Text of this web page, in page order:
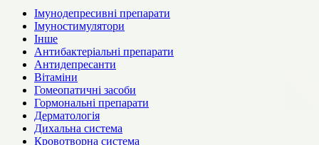
Імунодепресивні препарати
Імуностимулятори
Інше
Антибактеріальні препарати
Антидепресанти
Вітаміни
Гомеопатичні засоби
Гормональні препарати
Дерматологія
Дихальна система
Кровотворна система